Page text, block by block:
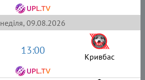
неділя, 09.08.2026
13:00 Кривбас